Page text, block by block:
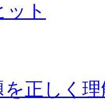
ト
を正しく